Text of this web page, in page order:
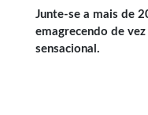
Junte-se a mais de
emagrecendo de
sensacional.